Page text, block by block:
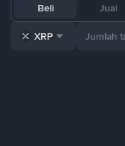
Beli Jual
XRP